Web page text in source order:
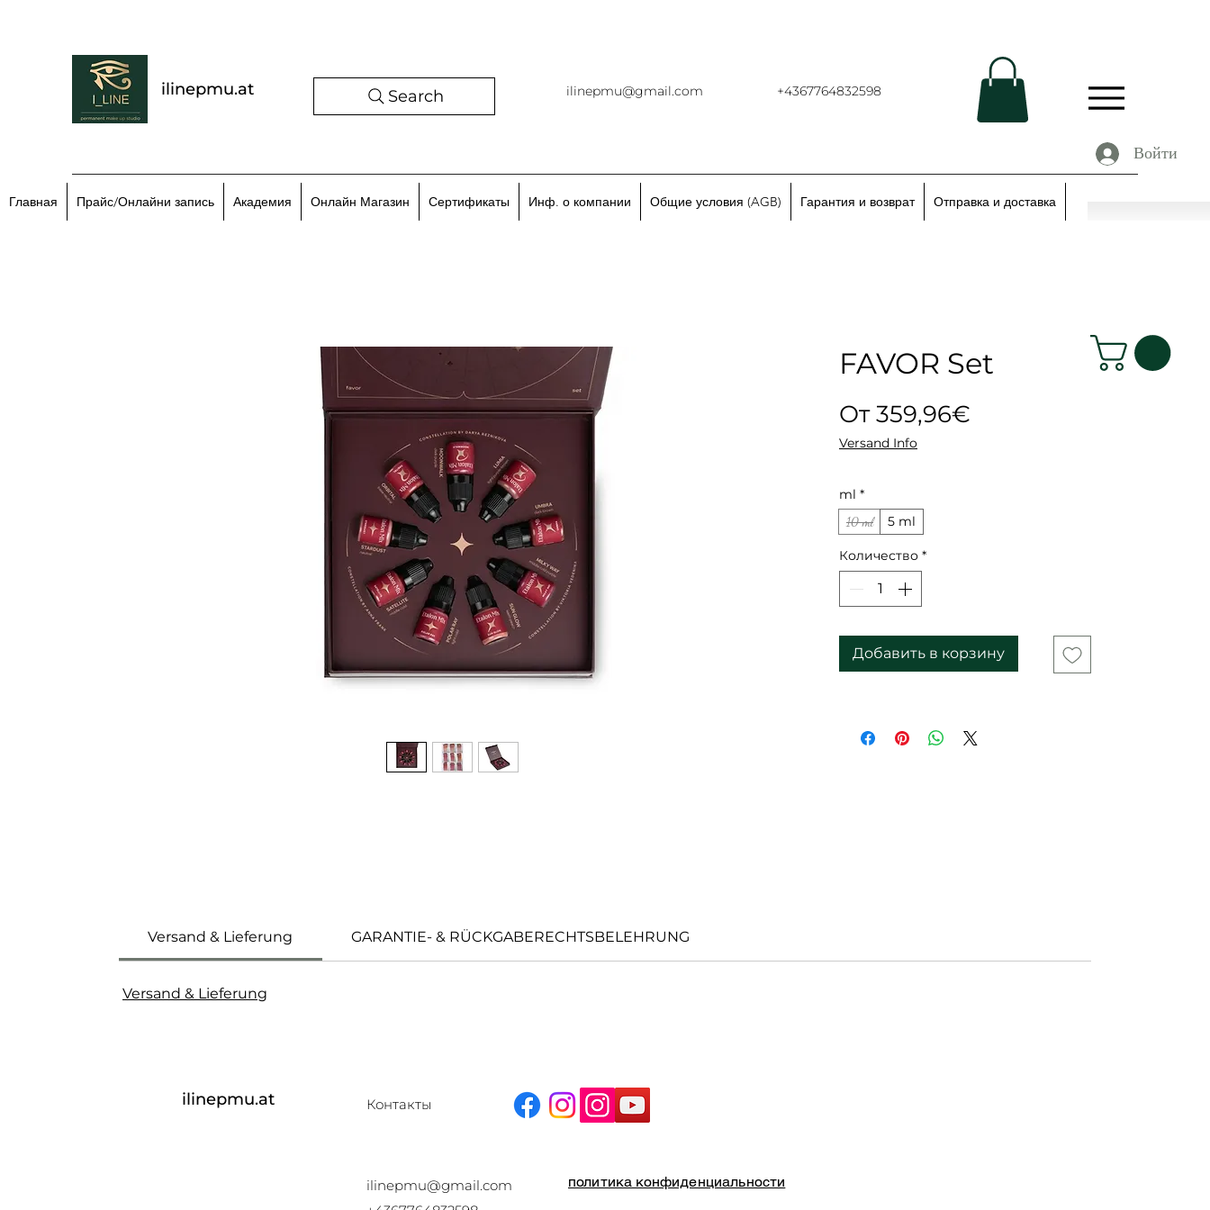
ilinepmu.at Search ilinepmu@gmail.com +4367764832598
Войти
Главная Прайс/Онлайни запись Академия Онлайн Магазин Сертификаты Инф. о компании Общие условия (AGB) Гарантия и возврат Отправка и доставка
FAVOR Set
От359,96€
Versand Info
ml *
10 ml 5 ml
Количество *
Добавить в корзину
Versand & Lieferung GARANTIE- & RÜCKGABERECHTSBELEHRUNG
Versand & Lieferung
ilinepmu.at Контакты
ilinepmu@gmail.com
политика конфиденциальности